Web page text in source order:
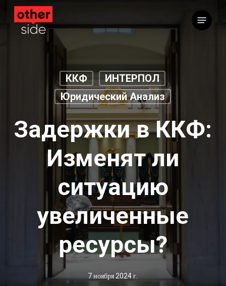
Перейти
основному
Меню
ККФ
ИНТЕРПОЛ
Юридический Анализ
Задержки в ККФ:
Изменят ли
ситуацию
увеличенные
ресурсы?
7 ноября 2024 г.